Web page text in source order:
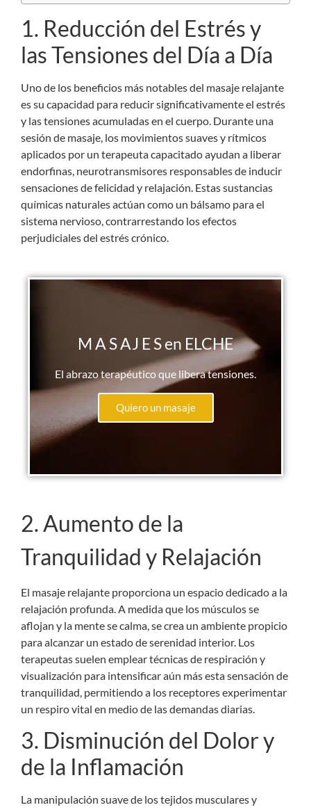
1. Reducción del Estrés y
las Tensiones del Día a Día
Uno de los beneficios más notables del masaje relajante
es su capacidad para reducir significativamente el estrés
y las tensiones acumuladas en el cuerpo. Durante una
sesión de masaje, los movimientos suaves y rítmicos
aplicados por un terapeuta capacitado ayudan a liberar
endorfinas, neurotransmisores responsables de inducir
sensaciones de felicidad y relajación. Estas sustancias
químicas naturales actúan como un bálsamo para el
sistema nervioso, contrarrestando los efectos
perjudiciales del estrés crónico.
M A S AJ E S en ELCHE
El abrazo terapéutico que libera tensiones.
Quiero un masaje
2. Aumento de la
Tranquilidad y Relajación
El masaje relajante proporciona un espacio dedicado a la
relajación profunda. A medida que los músculos se
aflojan y la mente se calma, se crea un ambiente propicio
para alcanzar un estado de serenidad interior. Los
terapeutas suelen emplear técnicas de respiración y
visualización para intensificar aún más esta sensación de
tranquilidad, permitiendo a los receptores experimentar
un respiro vital en medio de las demandas diarias.
3. Disminución del Dolor y
de la Inflamación
La manipulación suave de los tejidos musculares y